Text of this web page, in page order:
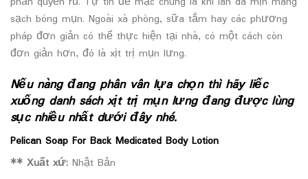
sạch bóng mụn. Ngoài xà phòng, sữa tắm hay các phương
pháp đơn giản có thể thực hiện tại nhà, có một cách còn
đơn giản hơn, đó là xịt trị mụn lưng.
Nếu nàng đang phân vân lựa chọn thì hãy liếc
xuống danh sách xịt trị mụn lưng đang được lùng
sục nhiều nhất dưới đây nhé.
Pelican Soap For Back Medicated Body Lotion
** Xuất xứ: Nhật Bản